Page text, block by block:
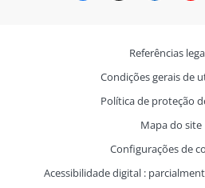
Referências
Condições gerais de
Política de proteção
Mapa do site
Configurações de
Acessibilidade digital :